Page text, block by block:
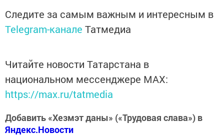
Следите за самым важным и интересным в
Telegram-канале Татмедиа
Читайте новости Татарстана в
национальном мессенджере MАХ:
https://max.ru/tatmedia
Добавить «Хезмэт даны» («Трудовая слава») в
Яндекс.Новости